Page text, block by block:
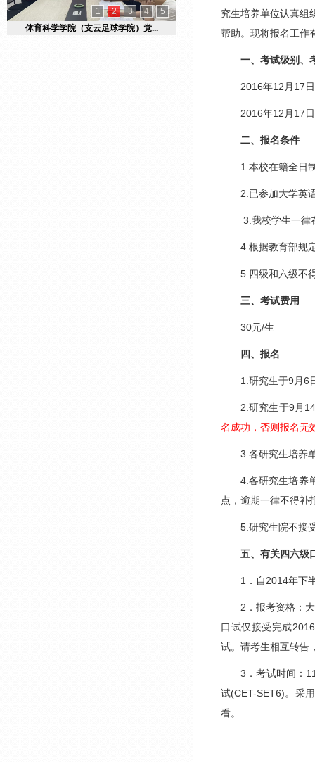
管理文件 1 2 3 4
5
体育科学学院（支云足球学院）党...
究生培养单位认真组
帮助。现将报名工作
一、考试级别、
2016年12月17
2016年12月17
二、报名条件
1. 本校在籍全日
2. 已参加大学英
3. 我校学生一律
4. 根据教育部规
5. 四级和六级不
三、考试费用
30元/生
四、报名
1. 研究生于9月6
2. 研究生于9月
名成功，否则报名无
3. 各研究生培养
4. 各研究生培养
点，逾期一律不得补
5. 研究生院不接
五、有关四六级
1 ．自2014年下
2 ．报考资格：
口试仅接受完成
试。请考生相互转告
3 ．考试时间：
试(CET-SET6)。采
看。